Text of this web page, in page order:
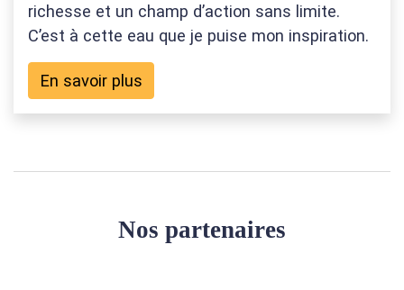
richesse et un champ d’action sans limite.
C’est à cette eau que je puise mon inspiration.
En savoir plus
Nos partenaires